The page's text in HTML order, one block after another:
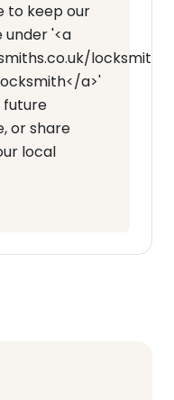
to keep our
under '<a
locksmith-
a>'
future
or share
local